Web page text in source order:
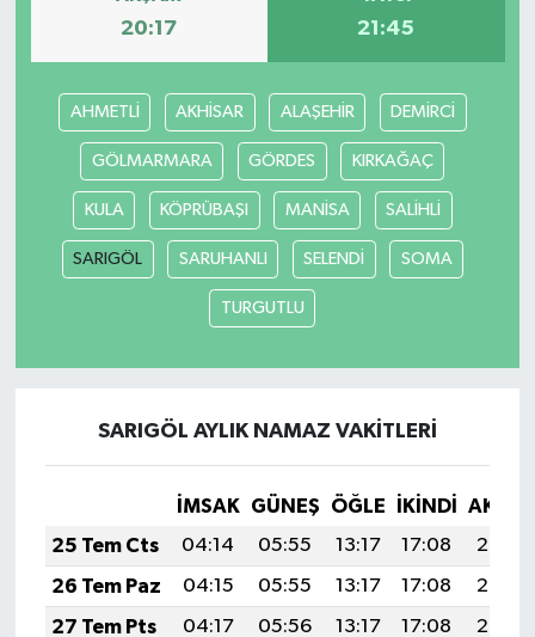
20:17 21:45
AHMETLİ AKHİSAR ALAŞEHİR DEMİRCİ
GÖLMARMARA GÖRDES KIRKAĞAÇ
KULA KÖPRÜBAŞI MANİSA SALİHLİ
SARIGÖL SARUHANLI SELENDİ SOMA
TURGUTLU
SARIGÖL AYLIK NAMAZ VAKITLERI
İMSAK GÜNEŞ ÖĞLE İKINDI
25 Tem Cts
04:14 05:55 13:17 17:08
20:29
26 Tem Paz
04:15 05:55 13:17 17:08
20:28
27 Tem Pts
04:17 05:56 13:17 17:08
20:27
İlçeler
Köşe Yazıları
Kültür Sanat
Kütahya
Magazin
Politika
Rüya Tabirleri